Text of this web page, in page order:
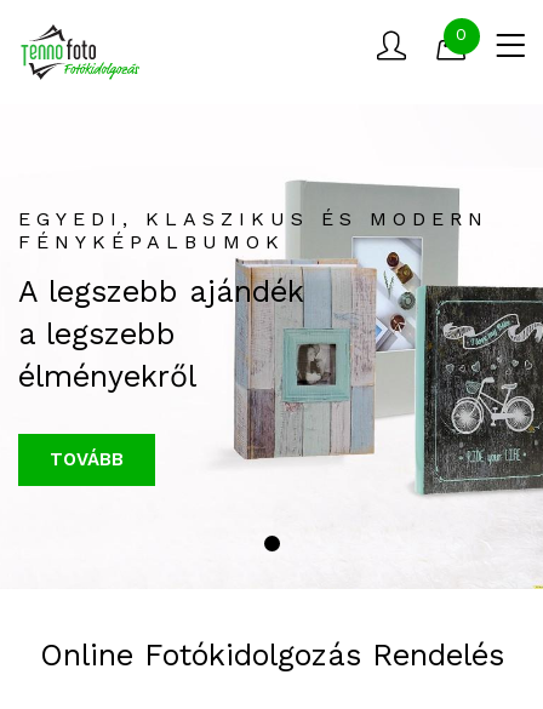
0
EGYEDI, KLASZIKUS ÉS MODERN
FÉNYKÉPALBUMOK
A legszebb ajándék
a legszebb
élményekről
TOVÁBB
Online Fotókidolgozás Rendelés